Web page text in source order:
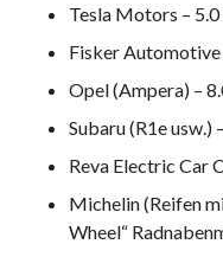
Tesla Motors –
Fisker
Opel (Ampera) –
Subaru (R1e usw.)
Reva Electric Car
Michelin (Reifen
Wheel“